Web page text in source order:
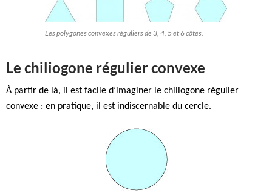
Les polygones convexes réguliers de 3, 4, 5 et 6 côtés.
Le chiliogone régulier convexe
À partir de là, il est facile d’imaginer le chiliogone régulier
convexe : en pratique, il est indiscernable du cercle.